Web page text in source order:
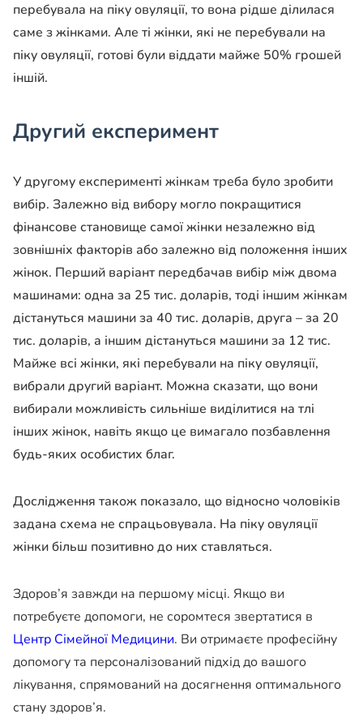
перебувала на піку овуляції, то вона рідше ділилася
саме з жінками. Але ті жінки, які не перебували на
піку овуляції, готові були віддати майже 50% грошей
іншій.
Другий експеримент
У другому експерименті жінкам треба було зробити
вибір. Залежно від вибору могло покращитися
фінансове становище самої жінки незалежно від
зовнішніх факторів або залежно від положення інших
жінок. Перший варіант передбачав вибір між двома
машинами: одна за 25 тис. доларів, тоді іншим жінкам
дістануться машини за 40 тис. доларів, друга – за 20
тис. доларів, а іншим дістануться машини за 12 тис.
Майже всі жінки, які перебували на піку овуляції,
вибрали другий варіант. Можна сказати, що вони
вибирали можливість сильніше виділитися на тлі
інших жінок, навіть якщо це вимагало позбавлення
будь-яких особистих благ.
Дослідження також показало, що відносно чоловіків
задана схема не спрацьовувала. На піку овуляції
жінки більш позитивно до них ставляться.
Здоров’я завжди на першому місці. Якщо ви
потребуєте допомоги, не соромтеся звертатися в
Центр Сімейної Медицини. Ви отримаєте професійну
допомогу та персоналізований підхід до вашого
лікування, спрямований на досягнення оптимального
стану здоров’я.